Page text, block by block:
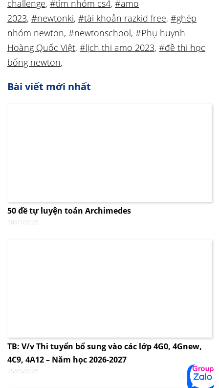
challenge, #tìm nhóm cs4, #amo
2023, #newtonki, #tài khoản razkid free, #ghép
nhóm newton, #newtonschool, #Phụ huynh
Hoàng Quốc Việt, #lịch thi amo 2023, #đề thi học
bổng newton,
Bài viết mới nhất
50 đề tự luyện toán Archimedes
30/07/2026
TB: V/v Thi tuyển bổ sung vào các lớp 4G0, 4Gnew,
4C9, 4A12 – Năm học 2026-2027
25/05/2026